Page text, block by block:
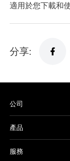
適用於您下載和
分享:
公司
產品
服務